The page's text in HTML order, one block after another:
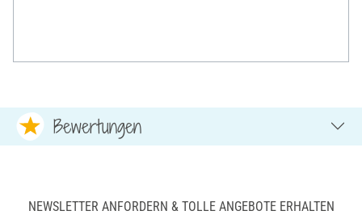
Bewertungen
NEWSLETTER ANFORDERN & TOLLE ANGEBOTE ERHALTEN